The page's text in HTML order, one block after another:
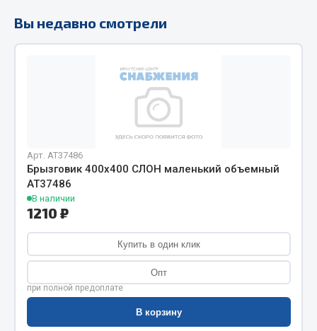
Соединительные элементы
Camozzi
Адаптеры и переходники
Тройники
Трубки, муфты, гайки
Угольники
Весь раздел
Вы недавно смотрели
Арт. AT37486
Брызговик 400х400 СЛОН маленький объемный
АТ37486
В наличии
1210 ₽
Купить в один клик
Опт
при полной предоплате
В корзину